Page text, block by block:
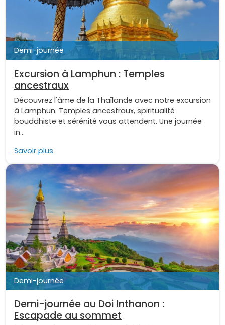
Demi-journée
Excursion à Lamphun : Temples
ancestraux
Découvrez l'âme de la Thaïlande avec notre excursion
à Lamphun. Temples ancestraux, spiritualité
bouddhiste et sérénité vous attendent. Une journée
in...
Savoir plus
Demi-journée
Demi-journée au Doi Inthanon :
Escapade au sommet